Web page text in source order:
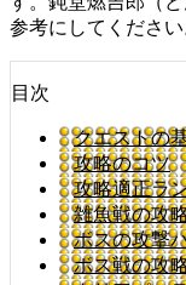
参考にしてください
目次
クエストの
攻略のコツ
攻略適正ラ
雑魚戦の攻
ボスの攻撃
ボス戦の攻